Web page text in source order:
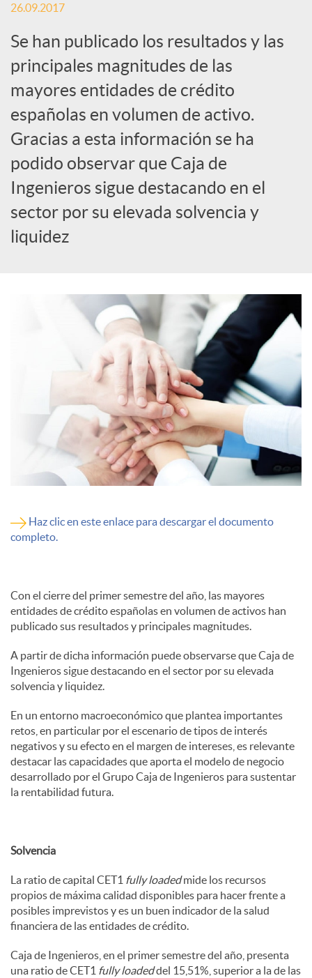
s
S
o
c
i
a
26.09.2017
Se han publicado los resultados y las
principales magnitudes de las
mayores entidades de crédito
españolas en volumen de activo.
Gracias a esta información se ha
podido observar que Caja de
Ingenieros sigue destacando en el
sector por su elevada solvencia y
liquidez
Haz clic en este enlace para descargar el documento
completo.
Con el cierre del primer semestre del año, las mayores
entidades de crédito españolas en volumen de activos han
publicado sus resultados y principales magnitudes.
A partir de dicha información puede observarse que Caja de
Ingenieros sigue destacando en el sector por su elevada
solvencia y liquidez.
En un entorno macroeconómico que plantea importantes
retos, en particular por el escenario de tipos de interés
negativos y su efecto en el margen de intereses, es relevante
destacar las capacidades que aporta el modelo de negocio
desarrollado por el Grupo Caja de Ingenieros para sustentar
la rentabilidad futura.
Solvencia
La ratio de capital CET1 fully loadedmide los recursos
propios de máxima calidad disponibles para hacer frente a
posibles imprevistos y es un buen indicador de la salud
financiera de las entidades de crédito.
Caja de Ingenieros, en el primer semestre del año, presenta
una ratio de CET1 fully loadeddel 15,51%, superior a la de las